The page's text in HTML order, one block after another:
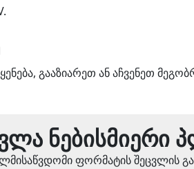
გააზიარეთ ან აჩვენეთ
ნებისმიერი
ფორმატის შეცვლის